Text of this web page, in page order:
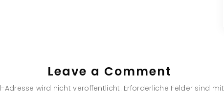
Leave a Comment
Adresse wird nicht veröffentlicht. Erforderliche Felder sind mit